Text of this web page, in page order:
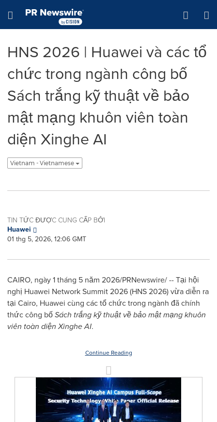
Hamburger menu
HNS 2026 | Huawei và các tổ
chức trong ngành công bố
Sách trắng kỹ thuật về bảo
mật mạng khuôn viên toàn
diện Xinghe AI
Vietnam - Vietnamese
TIN TỨC ĐƯỢC CUNG CẤP BỞI
Huawei
01 thg 5, 2026, 12:06 GMT
CAIRO, ngày 1 tháng 5 năm 2026/PRNewswire/ -- Tại hội
nghị Huawei Network Summit 2026 (HNS 2026) vừa diễn ra
tại Cairo, Huawei cùng các tổ chức trong ngành đã chính
thức công bốSách trắng kỹ thuật về bảo mật mạng khuôn
viên toàn diện Xinghe AI.
Continue Reading